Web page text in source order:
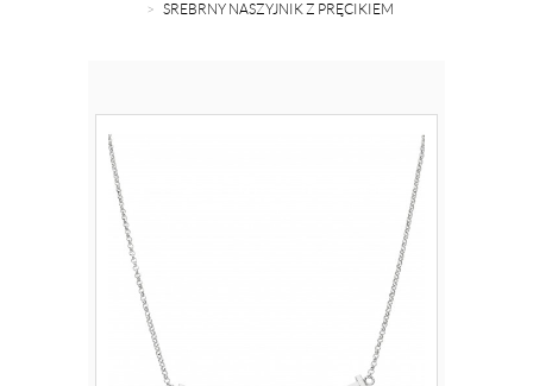
SREBRNY NASZYJNIK Z PRĘCIKIEM